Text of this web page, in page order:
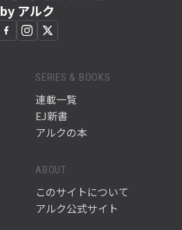
by アルク
SERIES & BOOKS
連載一覧
EJ新書
アルクの本
ABOUT
このサイトについて
アルク公式サイト